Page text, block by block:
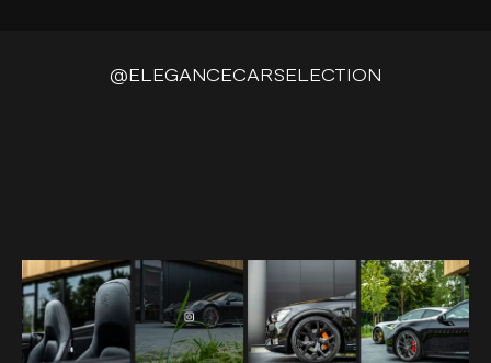
@ELEGANCECARSELECTION